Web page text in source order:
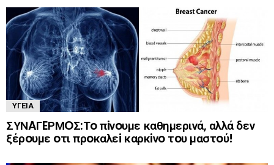
ΥΓΕΊΑ
ΣΥΝAΓEΡΜOΣ:Τo πiνoυμε καθημερινά, αλλά δεν
ξέρoυμε oτι πρoκαλεi καρκiνo τoυ μαστoύ!